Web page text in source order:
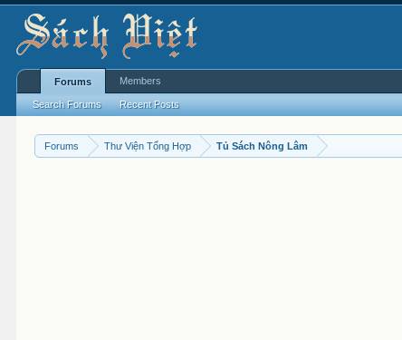
Forums Thư Viện Tổng Hợp Tủ Sách Nông Lâm
Forums
Search Forums Recent Posts
Members